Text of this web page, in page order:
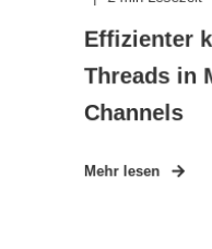
Effizienter
Threads in
Channels
Mehr lesen